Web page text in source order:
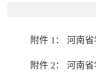
附件 1： 河南
附件 2： 河南